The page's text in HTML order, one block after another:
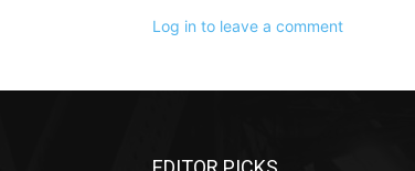
Log in to leave a comment